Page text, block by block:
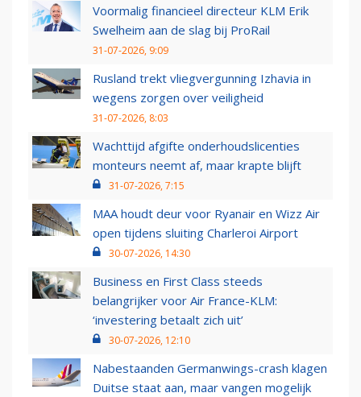
Voormalig financieel directeur KLM Erik
Swelheim aan de slag bij ProRail
31-07-2026, 9:09
Rusland trekt vliegvergunning Izhavia in
wegens zorgen over veiligheid
31-07-2026, 8:03
Wachttijd afgifte onderhoudslicenties
monteurs neemt af, maar krapte blijft
31-07-2026, 7:15
MAA houdt deur voor Ryanair en Wizz Air
open tijdens sluiting Charleroi Airport
30-07-2026, 14:30
Business en First Class steeds
belangrijker voor Air France-KLM:
‘investering betaalt zich uit’
30-07-2026, 12:10
Nabestaanden Germanwings-crash klagen
Duitse staat aan, maar vangen mogelijk